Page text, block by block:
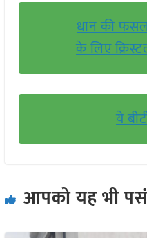
धान की
के लिए
ये
आपको यह भी